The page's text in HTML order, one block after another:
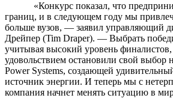
«Конкурс показал, что
границ, и в следующем году мы
больше вузов, — заявил управляющий
Дрейпер (Tim Draper). — Выбрать
учитывая высокий уровень
удовольствием остановили свой выбор
Power Systems, создающей
источник энергии. И теперь мы с
компания начнет менять ситуацию в